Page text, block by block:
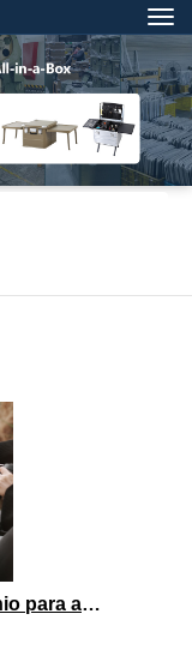
Estación de café portátil de aluminio para acampar